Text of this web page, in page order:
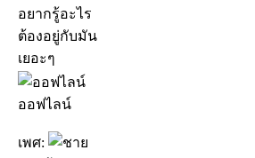
อยากรู้อะไร
ต้องอยู่กับมัน
เยอะๆ
ออฟไลน์
เพศ: